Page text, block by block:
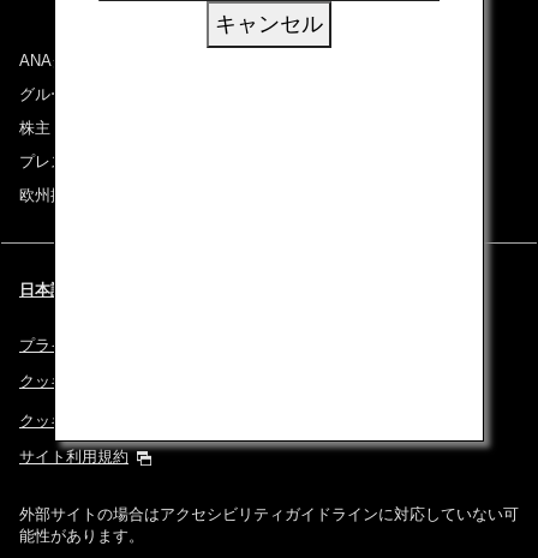
ANAグループについて
グループ企業一覧
株主・投資家情報
プレスリリース
欧州採用情報
日本語 | Italy (都市と言語を選択してください)
プライバシーポリシー
クッキーポリシー
クッキー詳細設定
サイト利用規約
外部サイトの場合はアクセシビリティガイドラインに対応していない可
能性があります。
キャンセル